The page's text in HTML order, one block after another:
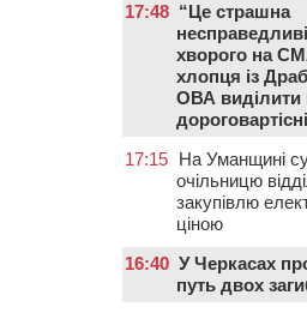
17:48 “Це страшна
хворого на
хлопця із
ОВА виділити
17:15 На Уманщині
очільницю
закупівлю
ціною
16:40 У Черкасах
путь двох